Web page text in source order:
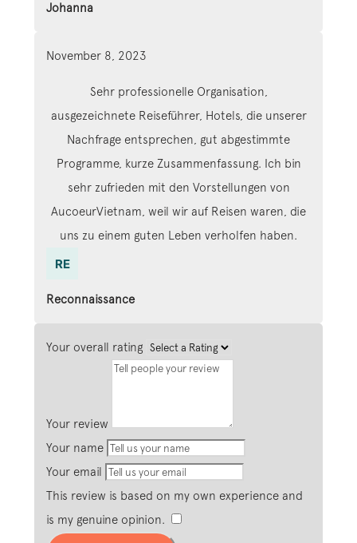
Johanna
November 8, 2023
Sehr professionelle Organisation,
ausgezeichnete Reiseführer, Hotels, die unserer
Nachfrage entsprechen, gut abgestimmte
Programme, kurze Zusammenfassung. Ich bin
sehr zufrieden mit den Vorstellungen von
AucoeurVietnam, weil wir auf Reisen waren, die
uns zu einem guten Leben verholfen haben.
Reconnaissance
Your overall rating
Your review
Your name
Your email
This review is based on my own experience and
is my genuine opinion.